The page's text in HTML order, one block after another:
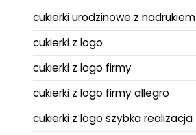
cukierki urodzinowe z nadrukiem
cukierki z logo
cukierki z logo firmy
cukierki z logo firmy allegro
cukierki z logo szybka realizacja